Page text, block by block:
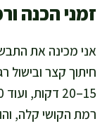
זמני הכנה
אני מכינה את
חיתוך קצר ובישול
רמת הקושי קלה,